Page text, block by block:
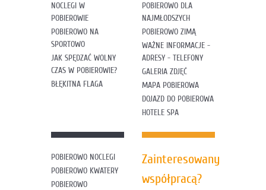
NOCLEGI W
POBIEROWIE
POBIEROWO NA
SPORTOWO
JAK SPĘDZAĆ WOLNY
CZAS W POBIEROWIE?
BŁĘKITNA FLAGA
POBIEROWO DLA
NAJMŁODSZYCH
POBIEROWO ZIMĄ
WAŻNE INFORMACJE -
ADRESY - TELEFONY
GALERIA ZDJĘĆ
MAPA POBIEROWA
DOJAZD DO POBIEROWA
HOTELE SPA
POBIEROWO NOCLEGI
POBIEROWO KWATERY
POBIEROWO
Zainteresowany
współpracą?